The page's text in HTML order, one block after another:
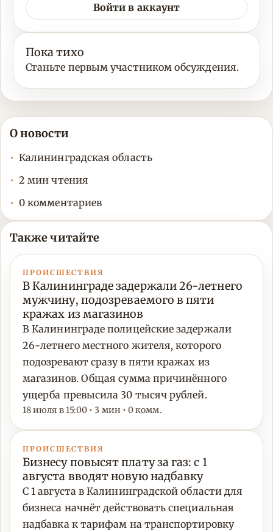
Войти в аккаунт
Пока тихо
Станьте первым участником обсуждения.
О новости
Калининградская область
2 мин чтения
0 комментариев
Также читайте
ПРОИСШЕСТВИЯ
В Калининграде задержали 26-летнего
мужчину, подозреваемого в пяти
кражах из магазинов
В Калининграде полицейские задержали
26-летнего местного жителя, которого
подозревают сразу в пяти кражах из
магазинов. Общая сумма причинённого
ущерба превысила 30 тысяч рублей.
18 июля в 15:00 • 3 мин • 0 комм.
ПРОИСШЕСТВИЯ
Бизнесу повысят плату за газ: с 1
августа вводят новую надбавку
С 1 августа в Калининградской области для
бизнеса начнёт действовать специальная
надбавка к тарифам на транспортировку